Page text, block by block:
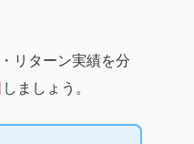
リターン実績を分
しましょう。